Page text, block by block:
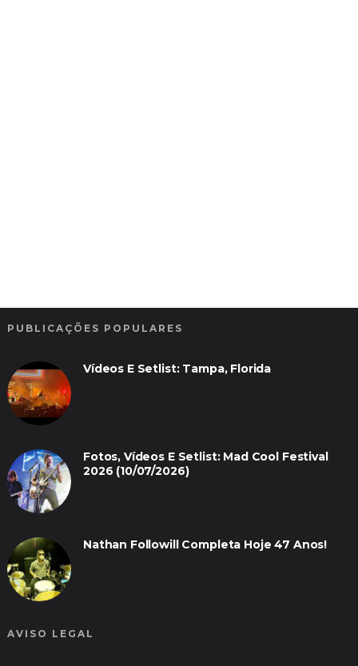
PUBLICAÇÕES POPULARES
Vídeos E Setlist: Tampa, Florida
Fotos, Vídeos E Setlist: Mad Cool Festival
2026 (10/07/2026)
Nathan Followill Completa Hoje 47 Anos!
AVISO LEGAL